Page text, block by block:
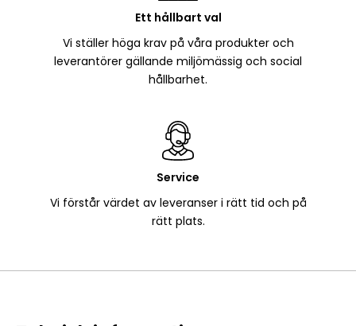
Ett hållbart val
Vi ställer höga krav på våra produkter och
leverantörer gällande miljömässig och social
hållbarhet.
Service
Vi förstår värdet av leveranser i rätt tid och på
rätt plats.